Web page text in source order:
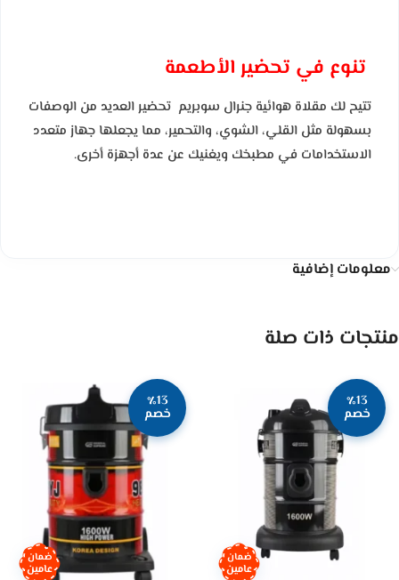
تنوع في تحضير الأطعمة
تتيح لك مقلاة هوائية جنرال سوبريم تحضير العديد من الوصفات
بسهولة مثل القلي، الشوي، والتحمير، مما يجعلها جهاز متعدد
الاستخدامات في مطبخك ويغنيك عن عدة أجهزة أخرى.
معلومات إضافية
منتجات ذات صلة
٪13
خصم
ضمان
عامين
٪13
خصم
ضمان
عامين